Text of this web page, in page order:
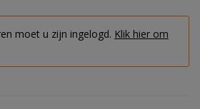
moet u zijn ingelogd. Klik hier om